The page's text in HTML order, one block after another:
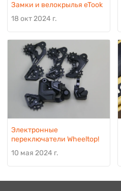
Замки и велокрылья eTook
18 окт 2024 г.
Электронные
переключатели Wheeltop!
10 мая 2024 г.